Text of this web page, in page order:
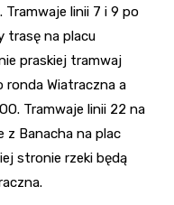
linii 7 i 9 po
trasę na placu
praskiej tramwaj
ronda Wiatraczna a
Tramwaje linii 22 na
z Banacha na plac
stronie rzeki będą